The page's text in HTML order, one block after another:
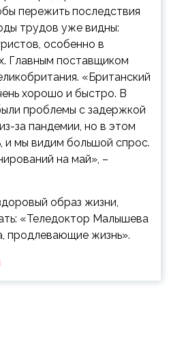
пережить последствия
трудов уже видны:
особенно в
Главным поставщиком
«Британский
хорошо и быстро. В
проблемы с задержкой
за пандемии, но в этом
и мы видим большой спрос.
на май», –
образ жизни,
«Теледоктор Малышева
продлевающие жизнь».